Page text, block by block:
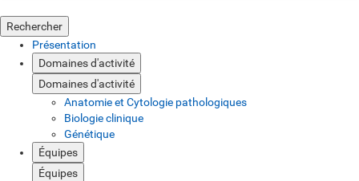
Rechercher
Présentation
Domaines d'activité
Domaines d'activité
Anatomie et Cytologie pathologiques
Biologie clinique
Génétique
Équipes
Équipes